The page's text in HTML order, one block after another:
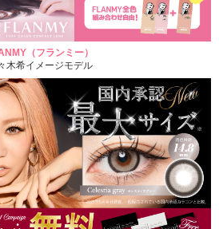
（フランミー）
木希イメージモデル